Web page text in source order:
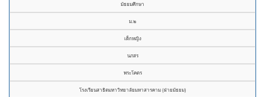
มัธยมศึกษา
ม.๒
เด็กหญิง
นภสร
พระโคตร
โรงเรียนสาธิตมหาวิทยาลัยมหาสารคาม (ฝ่ายมัธยม)